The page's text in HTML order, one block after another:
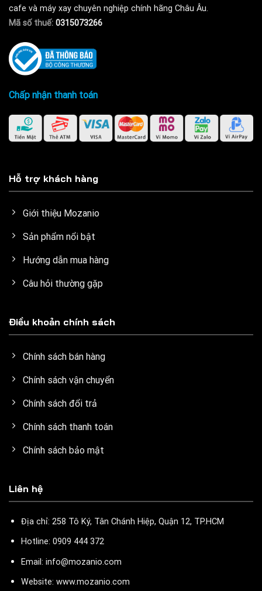
cafe và máy xay chuyên nghiệp chính hãng Châu Âu.
Mã số thuế: 0315073266
Chấp nhận thanh toán
Hỗ trợ khách hàng
Giới thiệu Mozanio
Sản phẩm nổi bật
Hướng dẫn mua hàng
Câu hỏi thường gặp
Điều khoản chính sách
Chính sách bán hàng
Chính sách vận chuyển
Chính sách đổi trả
Chính sách thanh toán
Chính sách bảo mật
Liên hệ
Địa chỉ: 258 Tô Ký, Tân Chánh Hiệp, Quận 12, TP.HCM
Hotline: 0909 444 372
Email: info@mozanio.com
Website: www.mozanio.com